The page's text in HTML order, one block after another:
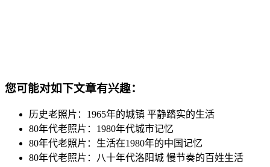
您可能对如下文章有兴趣：
历史老照片：1965年的城镇 平静踏实的生活
80年代老照片：1980年代城市记忆
80年代老照片：生活在1980年的中国记忆
80年代老照片：八十年代洛阳城 慢节奏的百姓生活